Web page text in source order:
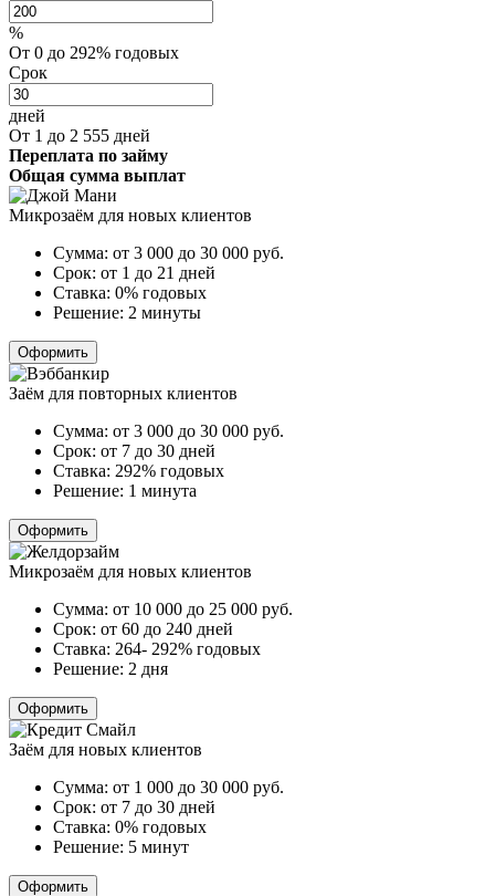
%
От 0 до 292% годовых
Срок
дней
От 1 до 2 555 дней
Переплата по займу
Общая сумма выплат
Микрозаём для новых клиентов
Сумма: от 3 000 до 30 000 руб.
Срок: от 1 до 21 дней
Ставка: 0% годовых
Решение: 2 минуты
Оформить
Заём для повторных клиентов
Сумма: от 3 000 до 30 000 руб.
Срок: от 7 до 30 дней
Ставка: 292% годовых
Решение: 1 минута
Оформить
Микрозаём для новых клиентов
Сумма: от 10 000 до 25 000 руб.
Срок: от 60 до 240 дней
Ставка: 264- 292% годовых
Решение: 2 дня
Оформить
Заём для новых клиентов
Сумма: от 1 000 до 30 000 руб.
Срок: от 7 до 30 дней
Ставка: 0% годовых
Решение: 5 минут
Оформить